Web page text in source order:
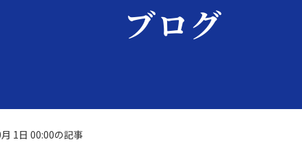
ブログ
1日 00:00の記事